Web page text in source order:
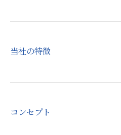
当社の特徴
コンセプト